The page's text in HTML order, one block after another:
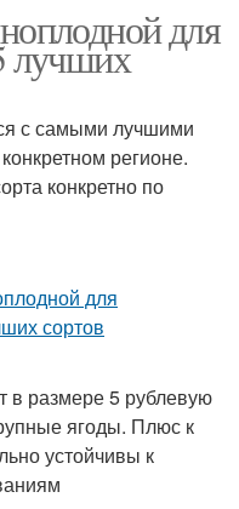
для
лучших
с самыми лучшими
регионе.
конкретно по
в размере 5 рублевую
ягоды. Плюс к
устойчивы к